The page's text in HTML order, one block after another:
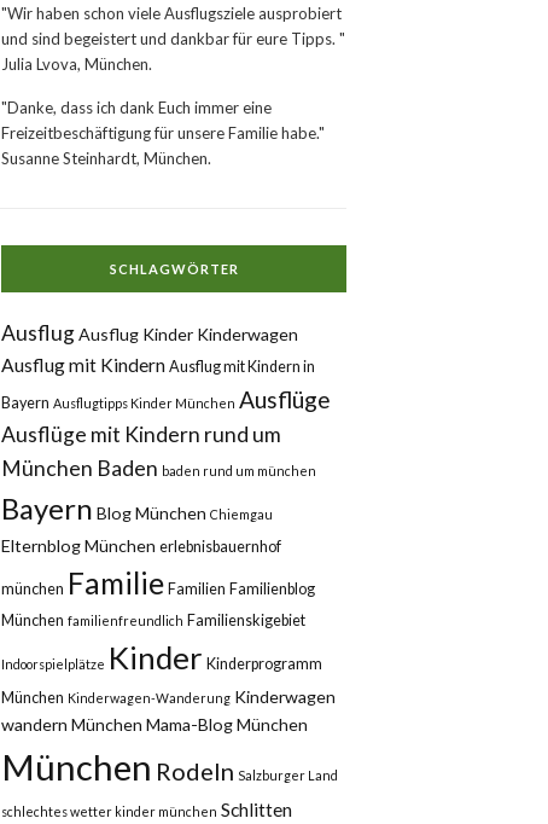
"Wir haben schon viele Ausflugsziele ausprobiert
und sind begeistert und dankbar für eure Tipps. "
Julia Lvova, München.
"Danke, dass ich dank Euch immer eine
Freizeitbeschäftigung für unsere Familie habe."
Susanne Steinhardt, München.
SCHLAGWÖRTER
AusflugAusflug Kinder Kinderwagen
Ausflug mit Kindern Ausflug mit Kindern in
Bayern Ausflugtipps Kinder München Ausflüge
Ausflüge mit Kindern rund um
München Baden baden rund um münchen
Bayern Blog München Chiemgau
Elternblog München erlebnisbauernhof
münchen Familie Familien Familienblog
München familienfreundlich Familienskigebiet
Indoorspielplätze Kinder Kinderprogramm
München Kinderwagen-Wanderung Kinderwagen
wandern München Mama-Blog München
München Rodeln Salzburger Land
schlechtes wetter kinder münchen Schlitten